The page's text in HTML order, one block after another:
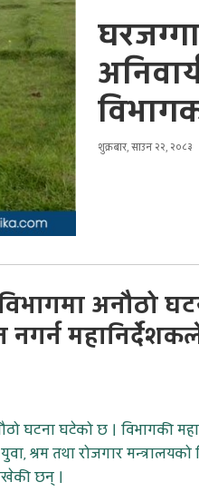
शुक्रबार, साउन २२, २०८३
अनौठो
नगर्न
घटना घटेको छ । विभागकी
श्रम तथा रोजगार मन्त्रालयको
छन् ।